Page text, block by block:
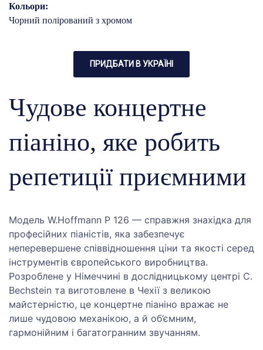
Кольори:
Чорний полірований з хромом
ПРИДБАТИ В УКРАЇНІ
Чудове концертне
піаніно, яке робить
репетиції приємними
Модель W.Hoffmann P 126 — справжня знахідка для
професійних піаністів, яка забезпечує
неперевершене співвідношення ціни та якості серед
інструментів європейського виробництва.
Розроблене у Німеччині в дослідницькому центрі C.
Bechstein та виготовлене в Чехії з великою
майстерністю, це концертне піаніно вражає не
лише чудовою механікою, а й об’ємним,
гармонійним і багатогранним звучанням.